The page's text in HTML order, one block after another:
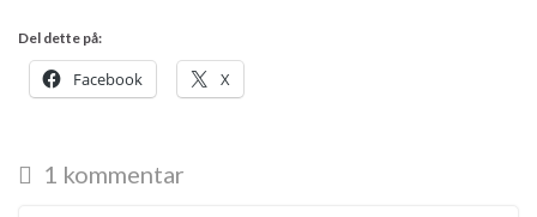
Del dette på:
Facebook X
1 kommentar